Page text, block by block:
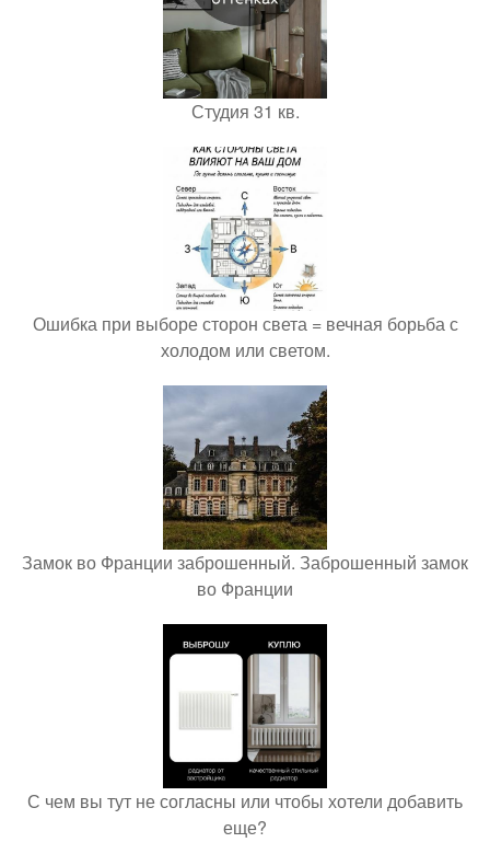
Студия 31 кв.
Ошибка при выборе сторон света = вечная борьба с
холодом или светом.
Замок во Франции заброшенный. Заброшенный замок
во Франции
С чем вы тут не согласны или чтобы хотели добавить
еще?